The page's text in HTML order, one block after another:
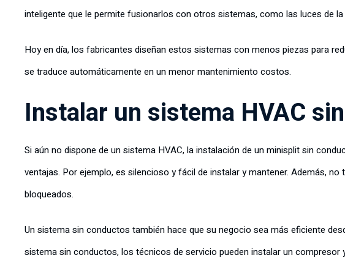
inteligente que le permite fusionarlos con otros sistemas, como las luces de la
Hoy en día, los fabricantes diseñan estos sistemas con menos piezas para
se traduce automáticamente en un menor mantenimiento costos.
Instalar un sistema HVAC
Si aún no dispone de un sistema HVAC, la instalación de un minisplit sin
ventajas. Por ejemplo, es silencioso y fácil de instalar y mantener. Además,
bloqueados.
Un sistema sin conductos también hace que su negocio sea más eficiente
sistema sin conductos, los técnicos de servicio pueden instalar un compresor